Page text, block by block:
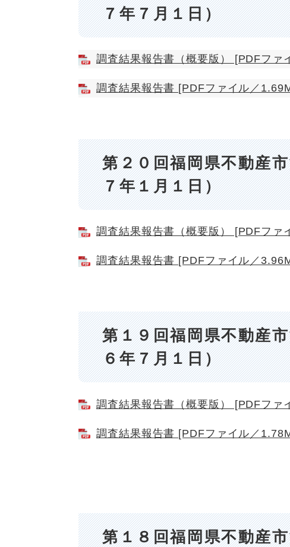
７年７月１日）
調査結果報告書（概要版） [PDFファ
調査結果報告書 [PDFファイル／
第２０回福岡県不動産
７年１月１日）
調査結果報告書（概要版） [PDFファ
調査結果報告書 [PDFファイル／
第１９回福岡県不動産
６年７月１日）
調査結果報告書（概要版） [PDFファ
調査結果報告書 [PDFファイル／
第１８回福岡県不動産